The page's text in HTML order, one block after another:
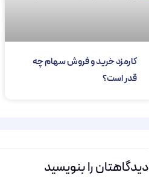
کارمزد خرید و فروش سهام چه
قدر است؟
دیدگاهتان را بنویسید